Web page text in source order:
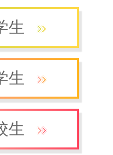
生
生
生